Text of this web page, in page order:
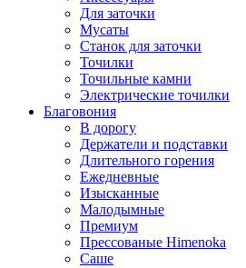
Для заточки
Мусаты
Станок для заточки
Точилки
Точильные камни
Электрические точилки
Благовония
В дорогу
Держатели и подставки
Длительного горения
Ежедневные
Изысканные
Малодымные
Премиум
Прессованые Himenoka
Саше